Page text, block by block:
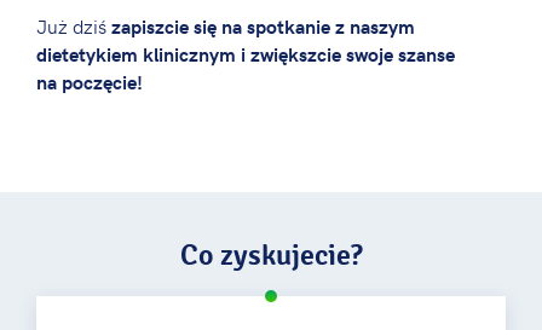
Już dziśzapiszcie się na spotkaniez naszym
dietetykiem klinicznym i zwiększcie swoje szanse
na poczęcie!
Co zyskujecie?